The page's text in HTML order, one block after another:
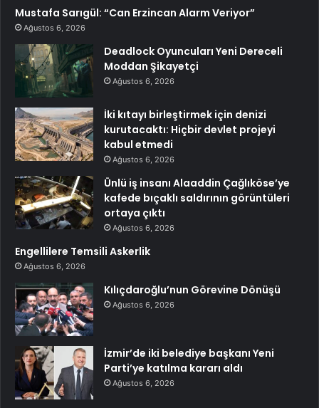
Mustafa Sarıgül: “Can Erzincan Alarm Veriyor”
Ağustos 6, 2026
Deadlock Oyuncuları Yeni Dereceli
Moddan Şikayetçi
Ağustos 6, 2026
İki kıtayı birleştirmek için denizi
kurutacaktı: Hiçbir devlet projeyi
kabul etmedi
Ağustos 6, 2026
Ünlü iş insanı Alaaddin Çağlıköse’ye
kafede bıçaklı saldırının görüntüleri
ortaya çıktı
Ağustos 6, 2026
Engellilere Temsili Askerlik
Ağustos 6, 2026
Kılıçdaroğlu’nun Görevine Dönüşü
Ağustos 6, 2026
İzmir’de iki belediye başkanı Yeni
Parti’ye katılma kararı aldı
Ağustos 6, 2026